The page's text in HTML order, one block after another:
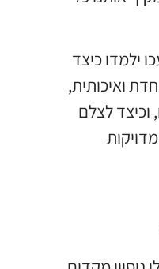
ילמדו כיצד
ואיכותית,
לצלם